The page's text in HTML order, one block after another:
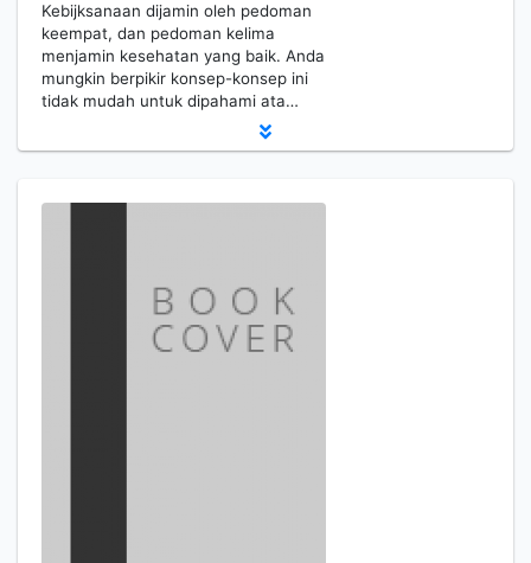
Kebijksanaan dijamin oleh pedoman
keempat, dan pedoman kelima
menjamin kesehatan yang baik. Anda
mungkin berpikir konsep-konsep ini
tidak mudah untuk dipahami ata…